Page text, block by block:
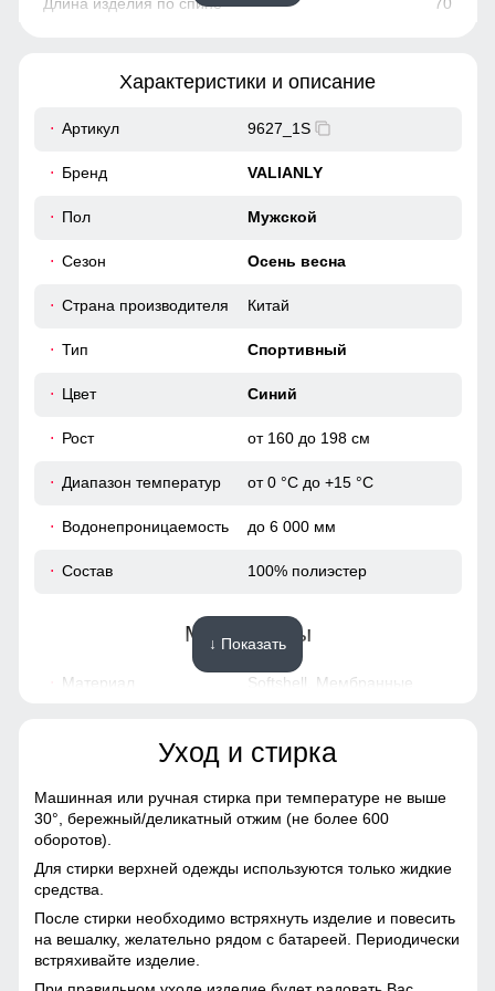
54
84
Характеристики и описание
Артикул 9627_1S
Бренд VALIANLY
Пол Мужской
Сезон Осень весна
Страна производителя Китай
Тип Спортивный
Цвет Синий
Рост от 160 до 198 см
Диапазон температур от 0 °C до +15 °C
Водонепроницаемость до 6 000 мм
Состав 100% полиэстер
Материалы
Материал
Softshell, Мембранные
Материал подкладки
флис + графеновая
фольгированная
подкладка из полиэстера
капюшона
Материал утеплителя Thinsulate (тинсулейт)
Фактура материала
↓ Показать
Уход и стирка
Машинная или ручная стирка при температуре не выше
30°, бережный/деликатный отжим (не более 600
оборотов).
Для стирки верхней одежды используются только жидкие
средства.
После стирки необходимо встряхнуть изделие и повесить
на вешалку, желательно рядом с батареей. Периодически
встряхивайте изделие.